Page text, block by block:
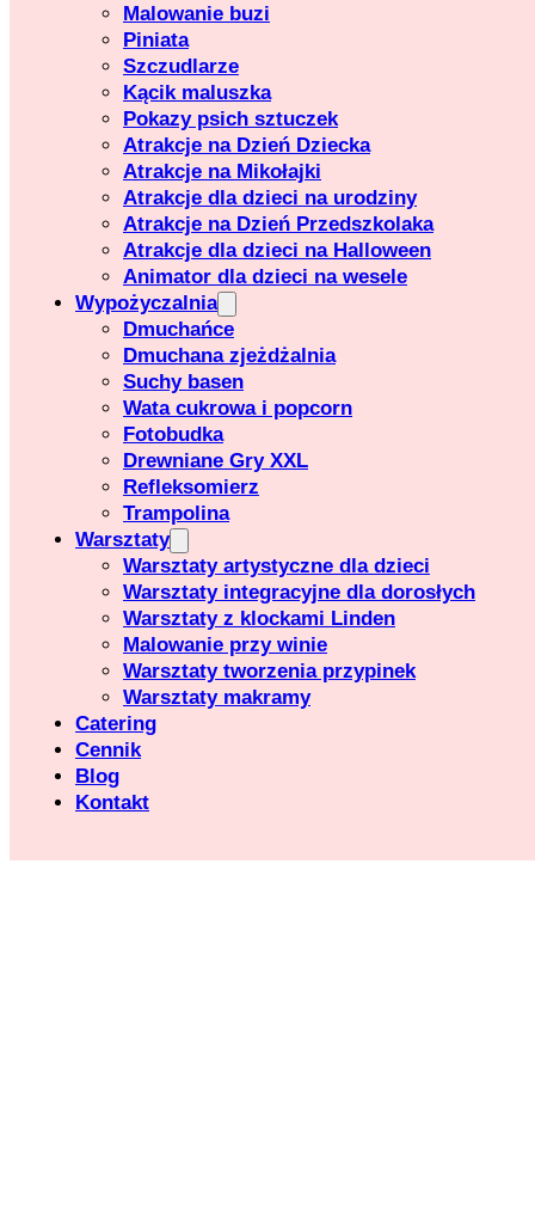
Malowanie buzi
Piniata
Szczudlarze
Kącik maluszka
Pokazy psich sztuczek
Atrakcje na Dzień Dziecka
Atrakcje na Mikołajki
Atrakcje dla dzieci na urodziny
Atrakcje na Dzień Przedszkolaka
Atrakcje dla dzieci na Halloween
Animator dla dzieci na wesele
Wypożyczalnia
Dmuchańce
Dmuchana zjeżdżalnia
Suchy basen
Wata cukrowa i popcorn
Fotobudka
Drewniane Gry XXL
Refleksomierz
Trampolina
Warsztaty
Warsztaty artystyczne dla dzieci
Warsztaty integracyjne dla dorosłych
Warsztaty z klockami Linden
Malowanie przy winie
Warsztaty tworzenia przypinek
Warsztaty makramy
Catering
Cennik
Blog
Kontakt